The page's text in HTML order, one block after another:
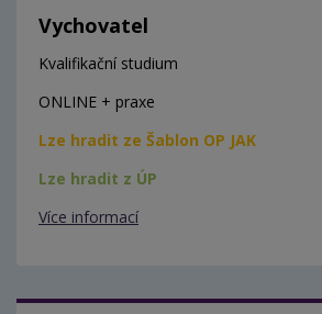
Vychovatel
Kvalifikační studium
ONLINE + praxe
Lze hradit ze Šablon OP JAK
Lze hradit z ÚP
Více informací